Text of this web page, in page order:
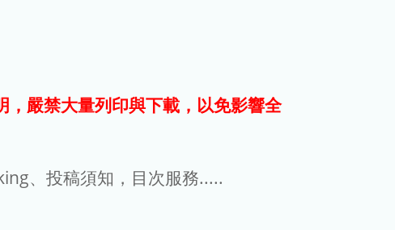
嚴禁大量列印與下載，以免影響全
、投稿須知，目次服務.....